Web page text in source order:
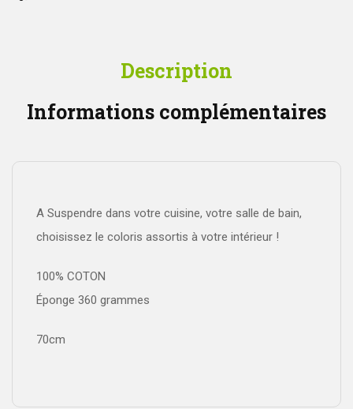
Description
Informations complémentaires
A Suspendre dans votre cuisine, votre salle de bain,
choisissez le coloris assortis à votre intérieur !
100% COTON
Éponge 360 grammes
70cm